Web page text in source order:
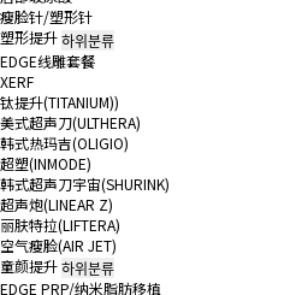
瘦脸针/塑形针
塑形提升하위분류
EDGE线雕套餐
XERF
钛提升(TITANIUM))
美式超声刀(ULTHERA)
韩式热玛吉(OLIGIO)
超塑(INMODE)
韩式超声刀宇宙(SHURINK)
超声炮(LINEAR Z)
丽肤特拉(LIFTERA)
空气瘦脸(AIR JET)
童颜提升하위분류
EDGE PRP/纳米脂肪移植